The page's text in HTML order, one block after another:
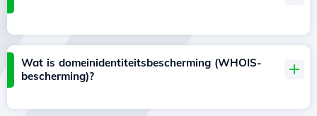
Wat is domeinidentiteitsbescherming (WHOIS-
bescherming)?